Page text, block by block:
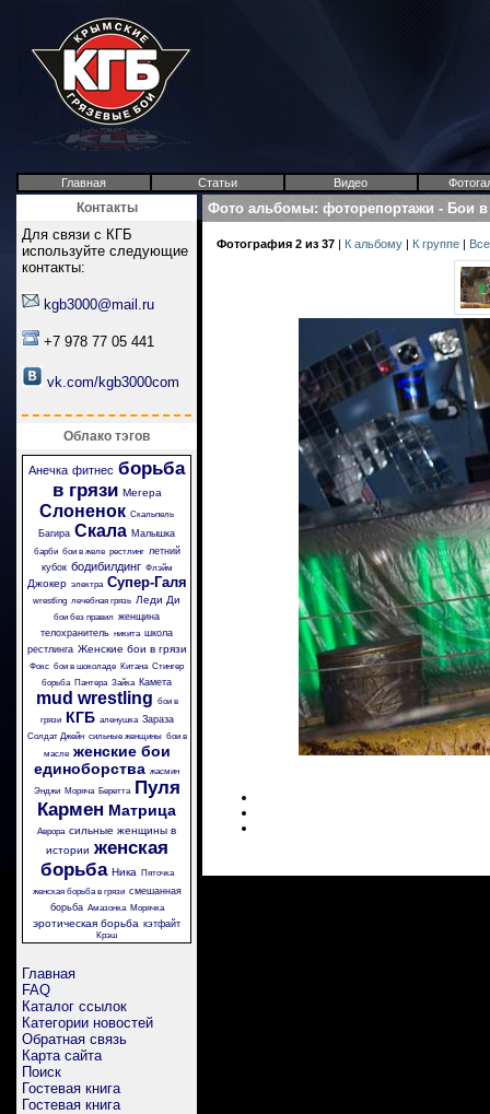
Главная Статьи Видео
Контакты
Для связи с КГБ
используйте следующие
контакты:
kgb3000@mail.ru
+7 978 77 05 441
vk.com/kgb3000com
Облако тэгов
Анечка фитнес борьба
в грязи Мегера
Слоненок Скальпель
Багира Скала Малышка
барби бои в желе рестлинг летний
кубок бодибилдинг Флэйм
Джокер электра Супер-Галя
wrestling лечебная грязь Леди Ди
бои без правил женщина
телохранитель никита школа
рестлинга Женские бои в грязи
Фокс бои в шоколаде Китана Стингер
борьба Пантера Зайка Камета
mud wrestling бои в
грязи
КГБ аленушка Зараза
Солдат Джейн сильные женщины бои в
масле женские бои
единоборства жасмин
Энджи
Моряча Беретта
Пуля
Кармен Матрица
Аврора сильные женщины в
истории женская
борьба Ника
Пяточка
женская борьба в грязи смешанная
борьба Амазонка Морячка
эротическая борьба кэтфайт
Крэш
Главная
FAQ
Каталог ссылок
Категории новостей
Обратная связь
Карта сайта
Поиск
Гостевая книга
Гостевая книга
Фото альбомы: фоторепортажи - Бои
Фотография 2 из 37 | К альбому | К группе |